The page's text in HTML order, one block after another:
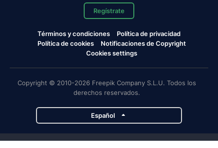
Regístrate
Términos y condiciones
Política de privacidad
Política de cookies
Notificaciones de Copyright
Cookies settings
Copyright © 2010-2026 Freepik Company S.L.U. Todos los
derechos reservados.
Español